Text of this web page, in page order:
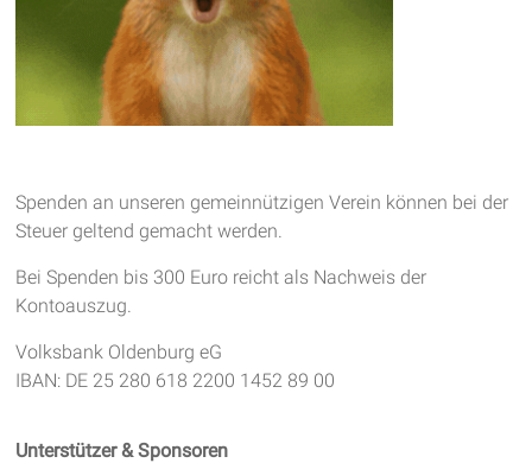
Spenden an unseren gemeinnützigen Verein können bei der
Steuer geltend gemacht werden.
Bei Spenden bis 300 Euro reicht als Nachweis der
Kontoauszug.
Volksbank Oldenburg eG
IBAN: DE 25 280 618 2200 1452 89 00
Unterstützer & Sponsoren